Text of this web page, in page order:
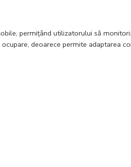
permițând utilizatorului să
deoarece permite adaptarea